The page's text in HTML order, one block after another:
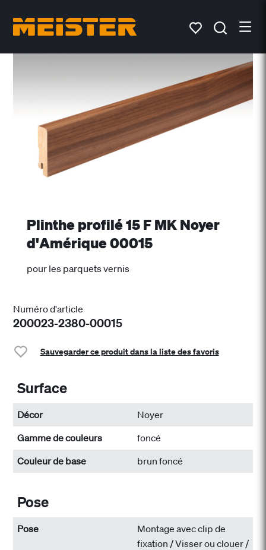
Plinthe profilé 15 F MK Noyer
d'Amérique 00015
pour les parquets vernis
Numéro d'article
200023-2380-00015
Sauvegarder ce produit dans la liste des favoris
Surface
Décor
Noyer
Gamme de couleurs
foncé
Couleur de base
brun foncé
Pose
Pose
Montage avec clip de
fixation / Visser ou clouer /